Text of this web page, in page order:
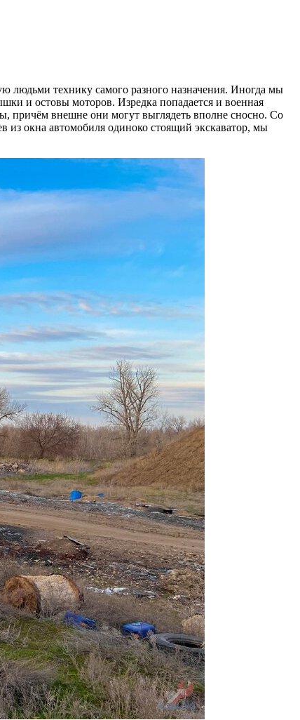
людьми технику самого разного назначения. Иногда мы
и остовы моторов. Изредка попадается и военная
причём внешне они могут выглядеть вполне сносно. Со
окна автомобиля одиноко стоящий экскаватор, мы